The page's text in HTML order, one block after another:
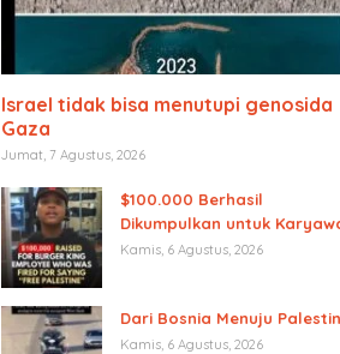
Israel tidak bisa menutupi genosida
Gaza
Jumat, 7 Agustus, 2026
$100.000 Berhasil
Dikumpulkan untuk
Burger King yang Dipecat
Kamis, 6 Agustus, 2026
Dari Bosnia Menuju
Kamis, 6 Agustus, 2026